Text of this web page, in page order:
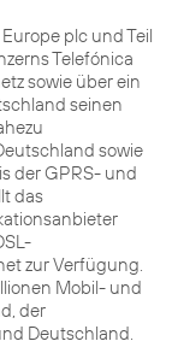
Europe plc und Teil
Telefónica
sowie über ein
seinen
sowie
der GPRS- und
das
zur Verfügung.
Mobil- und
der
Deutschland.